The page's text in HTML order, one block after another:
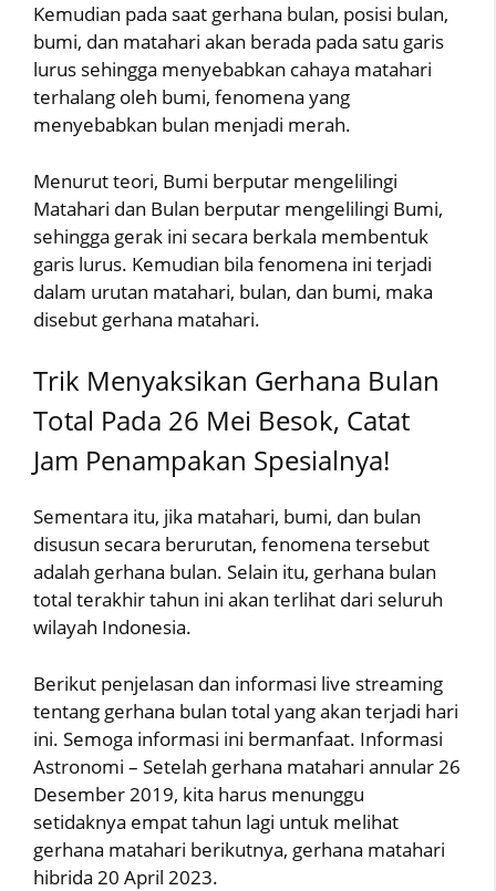
Kemudian pada saat gerhana bulan, posisi bulan,
bumi, dan matahari akan berada pada satu garis
lurus sehingga menyebabkan cahaya matahari
terhalang oleh bumi, fenomena yang
menyebabkan bulan menjadi merah.
Menurut teori, Bumi berputar mengelilingi
Matahari dan Bulan berputar mengelilingi Bumi,
sehingga gerak ini secara berkala membentuk
garis lurus. Kemudian bila fenomena ini terjadi
dalam urutan matahari, bulan, dan bumi, maka
disebut gerhana matahari.
Trik Menyaksikan Gerhana Bulan
Total Pada 26 Mei Besok, Catat
Jam Penampakan Spesialnya!
Sementara itu, jika matahari, bumi, dan bulan
disusun secara berurutan, fenomena tersebut
adalah gerhana bulan. Selain itu, gerhana bulan
total terakhir tahun ini akan terlihat dari seluruh
wilayah Indonesia.
Berikut penjelasan dan informasi live streaming
tentang gerhana bulan total yang akan terjadi hari
ini. Semoga informasi ini bermanfaat. Informasi
Astronomi – Setelah gerhana matahari annular 26
Desember 2019, kita harus menunggu
setidaknya empat tahun lagi untuk melihat
gerhana matahari berikutnya, gerhana matahari
hibrida 20 April 2023.